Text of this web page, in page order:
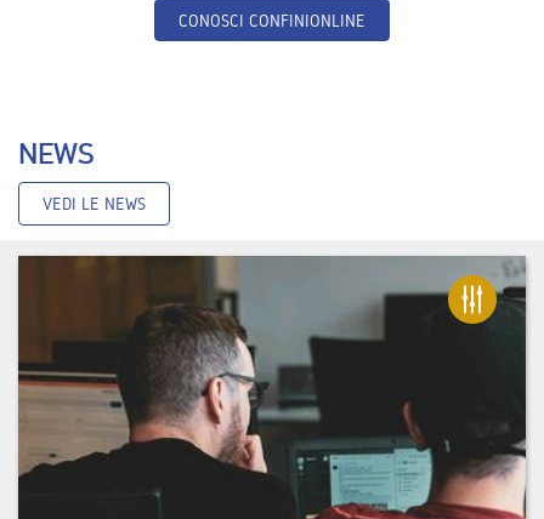
CONOSCI CONFINIONLINE
NEWS
VEDI LE NEWS